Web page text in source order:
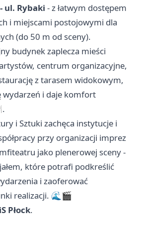
ul. Rybaki - z łatwym dostępem
i miejscami postojowymi dla
(do 50 m od sceny).
budynek zaplecza mieści
centrum organizacyjne,
z tarasem widokowym,
wydarzeń i daje komfort
i Sztuki zachęca instytucje i
przy organizacji imprez
jako plenerowej sceny -
które potrafi podkreślić
i zaoferować
realizacji. 🌊🎬
Płock.